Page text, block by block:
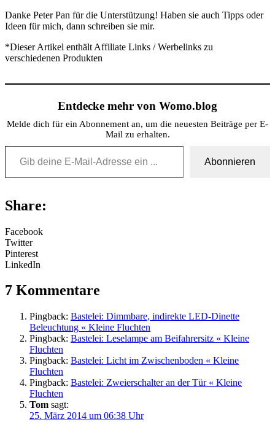
Danke Peter Pan für die Unterstützung! Haben sie auch Tipps oder
Ideen für mich, dann schreiben sie mir.
*Dieser Artikel enthält Affiliate Links / Werbelinks zu
verschiedenen Produkten
Entdecke mehr von Womo.blog
Melde dich für ein Abonnement an, um die neuesten Beiträge per E-
Mail zu erhalten.
Gib deine E-Mail-Adresse ein ...
Abonnieren
Share:
Facebook
Twitter
Pinterest
LinkedIn
7 Kommentare
Pingback: Bastelei: Dimmbare, indirekte LED-Dinette
Beleuchtung « Kleine Fluchten
Pingback: Bastelei: Leselampe am Beifahrersitz « Kleine
Fluchten
Pingback: Bastelei: Licht im Zwischenboden « Kleine
Fluchten
Pingback: Bastelei: Zweierschalter an der Tür « Kleine
Fluchten
Tom sagt:
25. März 2014 um 06:38 Uhr